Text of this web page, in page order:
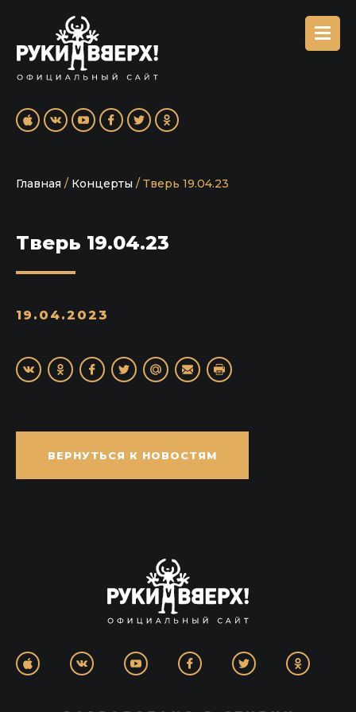
Главная / Концерты / Тверь 19.04.23
Тверь 19.04.23
19.04.2023
ВЕРНУТЬСЯ К НОВОСТЯМ